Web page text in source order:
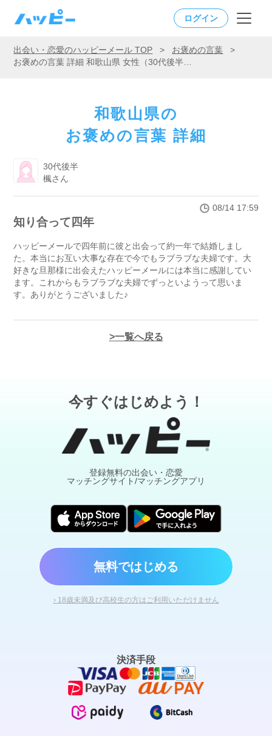
ログイン
出会い・恋愛のハッピーメール TOP > お褒めの言葉
>
和歌山県の
お褒めの言葉 詳細
30代後半
楓さん
08/14 17:59
知り合って四年
ハッピーメールで四年前に彼と出会って約一年で結婚しまし
た。本当にお互い大事な存在で今でもラブラブな夫婦です。大
好きな旦那様に出会えたハッピーメールには本当に感謝してい
ます。これからもラブラブな夫婦でずっといようって思いま
す。ありがとうございました♪
一覧へ戻る
今すぐはじめよう！
登録無料の出会い・恋愛
マッチングサイト/マッチングアプリ
無料ではじめる
› 18歳未満及び高校生の方はご利用いただけません
決済手段